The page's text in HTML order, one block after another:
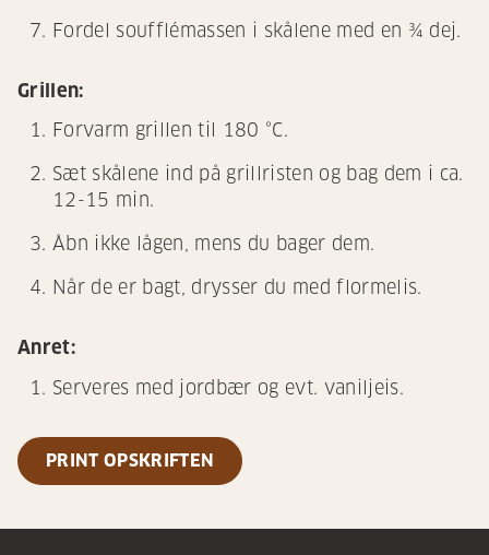
Fordel soufflémassen i skålene med en ¾ dej.
Grillen:
Forvarm grillen til 180 °C.
Sæt skålene ind på grillristen og bag dem i ca.
12-15 min.
Åbn ikke lågen, mens du bager dem.
Når de er bagt, drysser du med flormelis.
Anret:
Serveres med jordbær og evt. vaniljeis.
PRINT OPSKRIFTEN